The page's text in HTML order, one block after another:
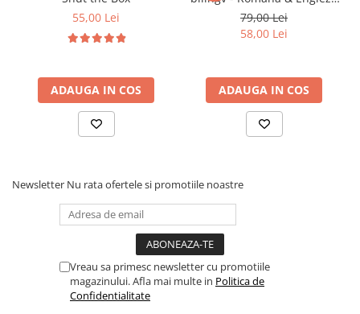
scenarii de ajutor
Distracție activă care combină tehnologia cu
Ideal pentru:
Copii 3+ ani pasionați de mașini și vehicule de
intervenție
Cadou potrivit pentru băieți și fete interesați de
mașini realiste
55,00 Lei
ADAUGA IN COS
Albastru (224 carduri / 448
cuvinte)
79,00 Lei
58,00 Lei
ADAUGA IN COS
Newsletter Nu rata ofertele si promotiile noastre
Vreau sa primesc newsletter cu promotiile
magazinului. Afla mai multe in Politica de
Confidentialitate